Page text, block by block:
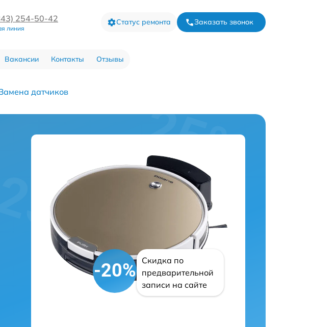
254-50-42
линия
Статус ремонта Заказать звонок
Вакансии Контакты Отзывы
датчиков
-20%
Скидка по
предварительной
записи на сайте